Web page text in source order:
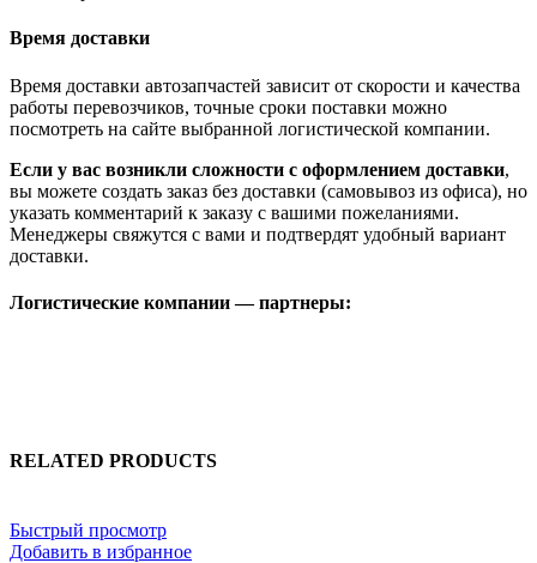
Время доставки
Время доставки автозапчастей зависит от скорости и качества
работы перевозчиков, точные сроки поставки можно
посмотреть на сайте выбранной логистической компании.
Если у вас возникли сложности с оформлением доставки,
вы можете создать заказ без доставки (самовывоз из офиса), но
указать комментарий к заказу с вашими пожеланиями.
Менеджеры свяжутся с вами и подтвердят удобный вариант
доставки.
Логистические компании — партнеры:
RELATED PRODUCTS
Быстрый просмотр
Добавить в избранное